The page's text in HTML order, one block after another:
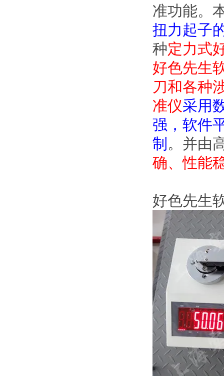
准功能。
扭力起子
种定力式
好色先生软
刀和各种
准仪采用
强，软件
制 。
确、性能
好色先生